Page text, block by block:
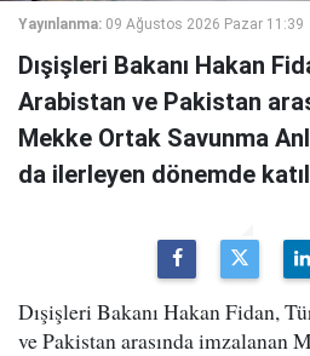
Yayınlanma: 09 Ağustos 2026 Pazar 11:39
Dışişleri Bakanı Hakan
Arabistan ve Pakistan
Mekke Ortak Savunma
da ilerleyen dönemde
Dışişleri Bakanı Hakan Fidan,
ve Pakistan arasında imzalanan